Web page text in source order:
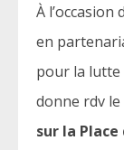
À l’occasion
en
pour la lutte
donne rdv le
sur la Place